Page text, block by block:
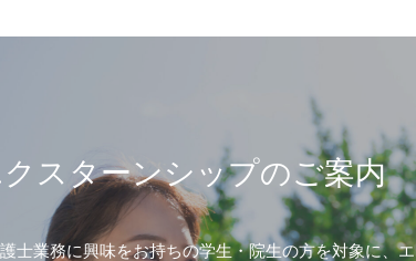
スターンシップのご案内
士業務に興味をお持ちの学生・院生の方を対象に、エ